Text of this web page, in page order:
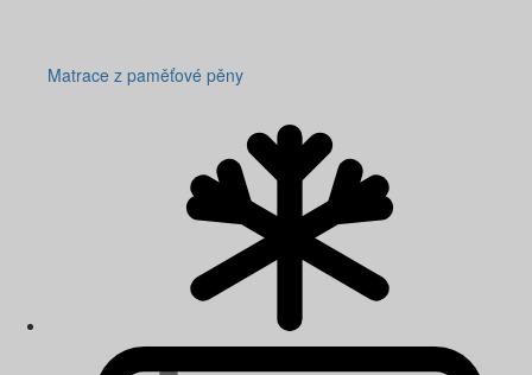
Matrace z paměťové pěny